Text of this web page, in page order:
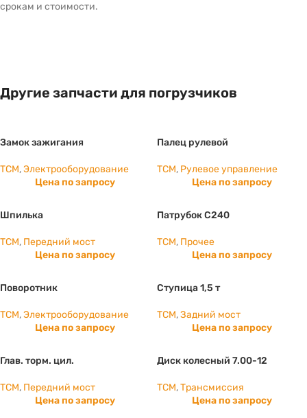
срокам и стоимости.
Другие запчасти для погрузчиков
Замок зажигания
TCM,Электрооборудование
Цена по запросу
Палец рулевой
TCM, Рулевое управление
Цена по запросу
Шпилька
TCM, Передний мост
Цена по запросу
Патрубок С240
TCM, Прочее
Цена по запросу
Поворотник
TCM,Электрооборудование
Цена по запросу
Ступица 1,5 т
TCM,Задний мост
Цена по запросу
Глав. торм. цил.
TCM, Передний мост
Цена по запросу
Диск колесный 7.00-12
TCM,Трансмиссия
Цена по запросу